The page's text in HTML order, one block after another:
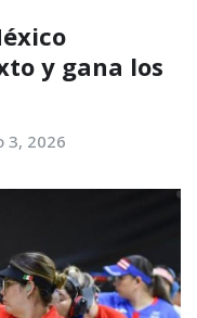
y gana los
3, 2026